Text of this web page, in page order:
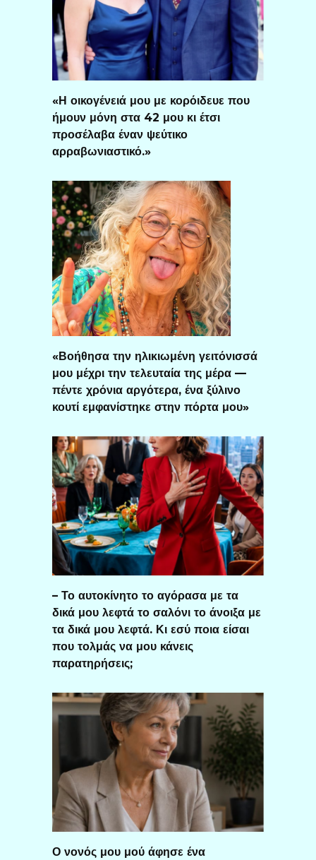
«Η οικογένειά μου με κορόιδευε που
ήμουν μόνη στα 42 μου κι έτσι
προσέλαβα έναν ψεύτικο
αρραβωνιαστικό.»
«Βοήθησα την ηλικιωμένη γειτόνισσά
μου μέχρι την τελευταία της μέρα —
πέντε χρόνια αργότερα, ένα ξύλινο
κουτί εμφανίστηκε στην πόρτα μου»
– Το αυτοκίνητο το αγόρασα με τα
δικά μου λεφτά το σαλόνι το άνοιξα με
τα δικά μου λεφτά. Κι εσύ ποια είσαι
που τολμάς να μου κάνεις
παρατηρήσεις;
Ο νονός μου μού άφησε ένα